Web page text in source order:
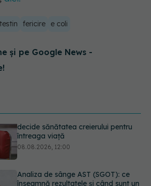
fericire e coli
și pe Google News -
Analiza de sânge AST (SGOT): ce
înseamnă rezultatele și când sunt un